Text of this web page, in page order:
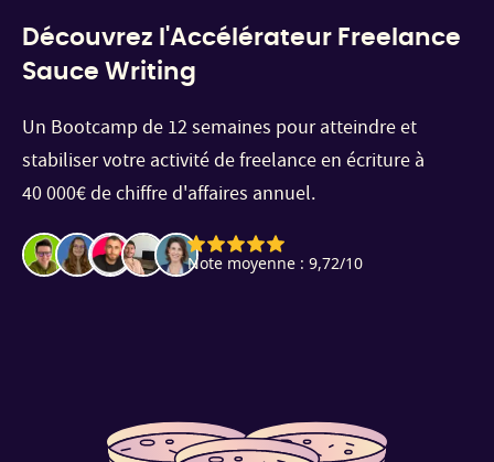
Découvrez l'Accélérateur Freelance
Sauce Writing
Un Bootcamp de 12 semaines pour atteindre et
stabiliser votre activité de freelance en écriture à
40 000€ de chiffre d'affaires annuel.